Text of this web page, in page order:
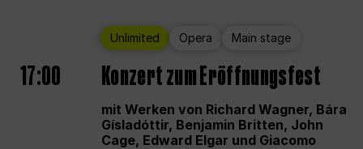
Unlimited Opera Main stage
17:00 Konzert zum Eröffnungsfest
mit Werken von Richard Wagner, Bára
Gísladóttir, Benjamin Britten, John
Cage, Edward Elgar und Giacomo